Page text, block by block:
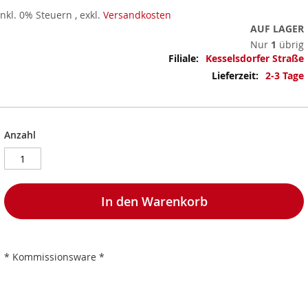
0% Steuern , exkl. Versandkosten
AUF LAGER
Nur 1 übrig
Mehr
Informationen
Kesselsdorfer Straße
2-3 Tage
Anzahl
In den Warenkorb
* Kommissionsware *